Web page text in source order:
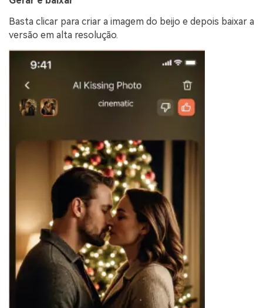
Basta clicar para criar a imagem do beijo e depois baixar a
versão em alta resolução.